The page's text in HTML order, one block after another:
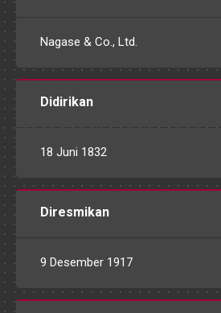
Nagase & Co., Ltd.
Didirikan
18 Juni 1832
Diresmikan
9 Desember 1917